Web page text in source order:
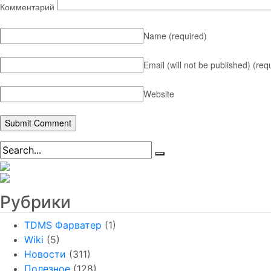
Комментарий
Name (required)
Email (will not be published)
Website
Рубрики
TDMS Фарватер (1)
Wiki (5)
Новости (311)